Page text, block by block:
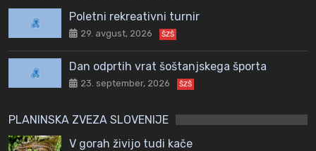
Poletni rekreativni turnir
29. avgust, 2026 ŠZŠ
Dan odprtih vrat šoštanjskega športa
23. september, 2026 ŠZŠ
PLANINSKA ZVEZA SLOVENIJE
V gorah živijo tudi kače